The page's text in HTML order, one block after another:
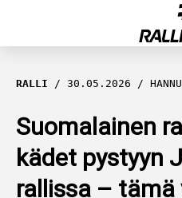
FORMULA 1
RALLI
KALLE ROVANPERÄ
RALLI 30.05.2026
Suomalainen
kädet pystyyn
rallissa – tämä